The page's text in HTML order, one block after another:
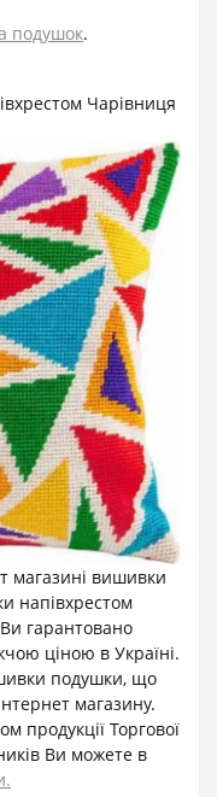
подушок.
Чарівниця
магазині вишивки
напівхрестом
гарантовано
ціною в Україні.
подушки, що
магазину.
продукції Торгової
Ви можете в